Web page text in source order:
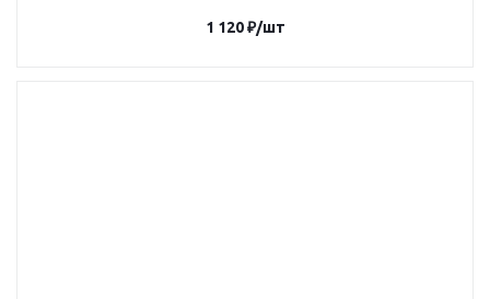
1 120₽/шт